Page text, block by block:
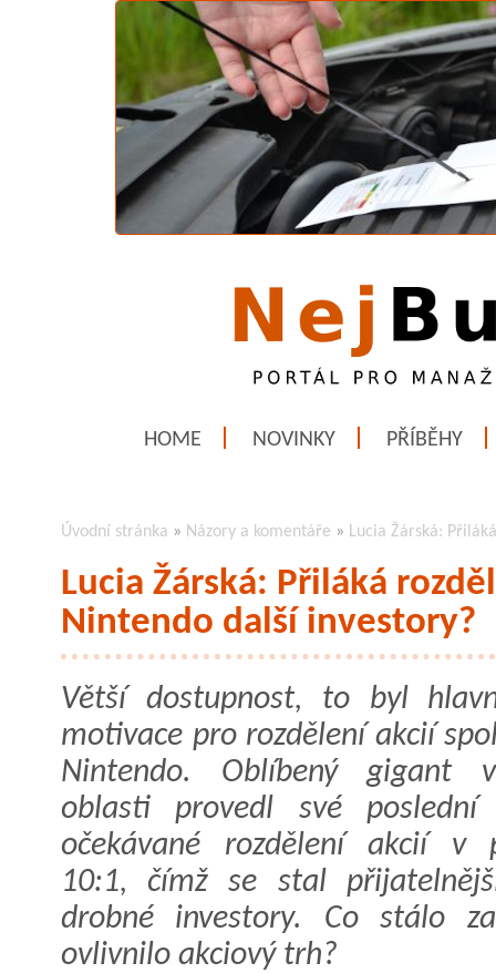
HOME NOVINKY PŘÍBĚHY
Úvodní stránka » Názory a komentáře » Lucia Žárská:
Lucia Žárská: Přiláká
Nintendo další investory?
Větší dostupnost, to byl
motivace pro rozdělení akcií
Nintendo. Oblíbený gigant
oblasti provedl své poslední
očekávané rozdělení akcií v
10:1, čímž se stal
drobné investory. Co stálo
ovlivnilo akciový trh?